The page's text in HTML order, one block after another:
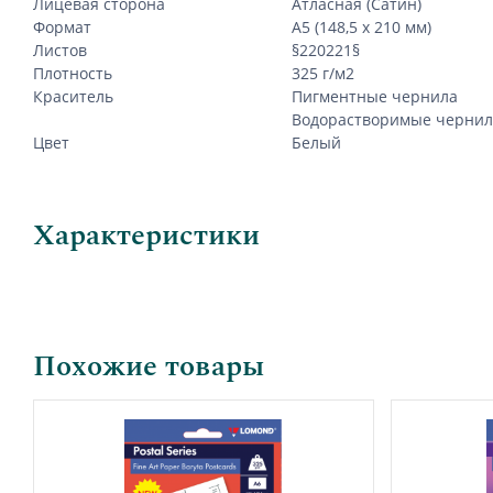
Формат
А5 (148,5 х 210 мм)
Листов
§220221§
Плотность
325 г/м2
Краситель
Пигментные чернила
Водорастворимые
Цвет
Белый
Характеристики
Похожие товары